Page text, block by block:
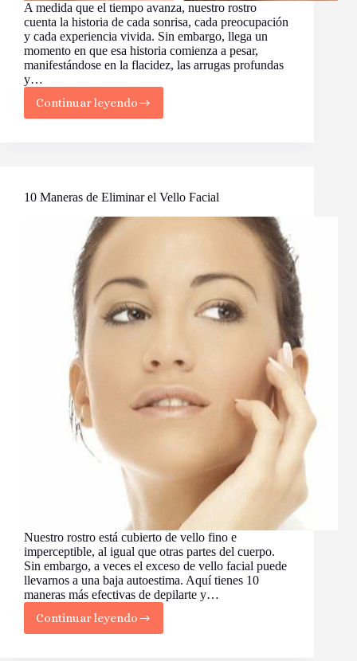
A medida que el tiempo avanza, nuestro rostro
cuenta la historia de cada sonrisa, cada preocupación
y cada experiencia vivida. Sin embargo, llega un
momento en que esa historia comienza a pesar,
manifestándose en la flacidez, las arrugas profundas
y…
Continuar leyendo
El
Lifting
con
y
Conocimiento
10 Maneras de Eliminar el Vello Facial
Nuestro rostro está cubierto de vello fino e
imperceptible, al igual que otras partes del cuerpo.
Sin embargo, a veces el exceso de vello facial puede
llevarnos a una baja autoestima. Aquí tienes 10
maneras más efectivas de depilarte y…
Continuar leyendo
10
Maneras